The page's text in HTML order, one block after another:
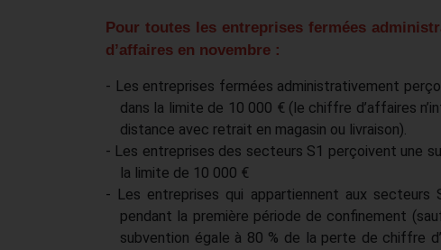
Pour toutes les entreprises fermées
d’affaires en novembre :
- Les entreprises fermées administrativement
dans la limite de 10 000 € (le chiffre d’affaires
distance avec retrait en magasin ou livraison).
- Les entreprises des secteurs S1 perçoivent une
la limite de 10 000 €
- Les entreprises qui appartiennent aux
pendant la première période de confinement
subvention égale à 80 % de la perte de chiffre